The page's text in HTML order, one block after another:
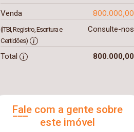
Venda 800.000,00
(ITBI, Registro, Escritura e
Certidões)
Consulte-nos
Total 800.000,00
Fale com a gente sobre
este imóvel